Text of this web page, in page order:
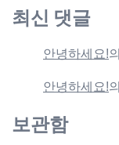
최신 댓글
안녕하세요!의
안녕하세요!의
보관함